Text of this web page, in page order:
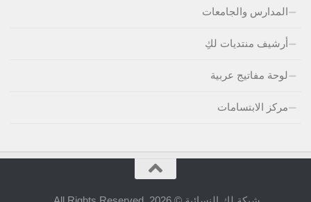
المدارس والجامعات
أرشيف منتديات لكِ
لوحة مفاتيج عربية
مركز الابتسامات